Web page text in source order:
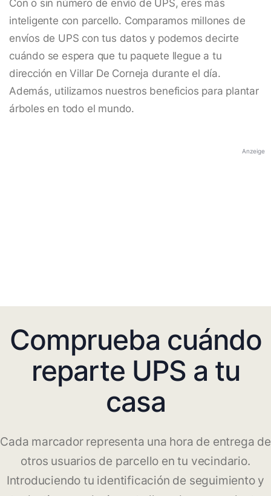
Con o sin número de envío de UPS, eres más
inteligente con parcello. Comparamos millones de
envíos de UPS con tus datos y podemos decirte
cuándo se espera que tu paquete llegue a tu
dirección en Villar De Corneja durante el día.
Además, utilizamos nuestros beneficios para plantar
árboles en todo el mundo.
Anzeige
Comprueba cuándo
reparte UPS a tu
casa
Cada marcador representa una hora de entrega de
otros usuarios de parcello en tu vecindario.
Introduciendo tu identificación de seguimiento y